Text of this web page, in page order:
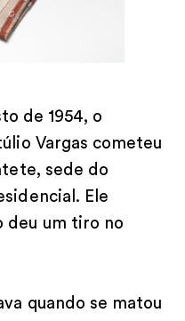
de 1954, o
Vargas cometeu
sede do
Ele
deu um tiro no
quando se matou